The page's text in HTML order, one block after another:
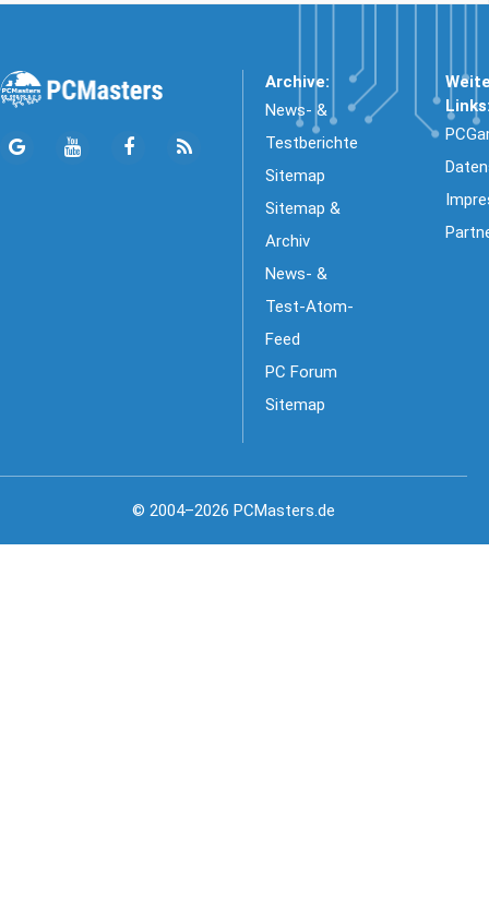
Archive:
News- &
Testberichte
Sitemap
Sitemap &
Archiv
News- &
Test-Atom-
Feed
PC Forum
Sitemap
© 2004–2026 PCMasters.de